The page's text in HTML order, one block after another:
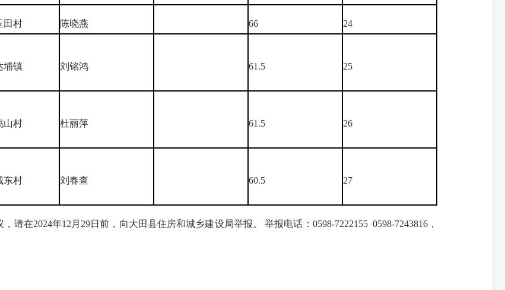
田村 陈晓燕 66 24
埔镇 刘铭鸿 61.5 25
山村 杜丽萍 61.5 26
东村 刘春查 60.5 27
在2024年12月29日前，向大田县住房和城乡建设局举报。 举报电话：0598-7222155 0598-7243816，